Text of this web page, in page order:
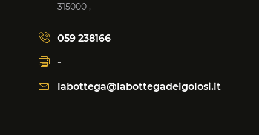
315000 , -
059 238166
-
labottega@labottegadeigolosi.it